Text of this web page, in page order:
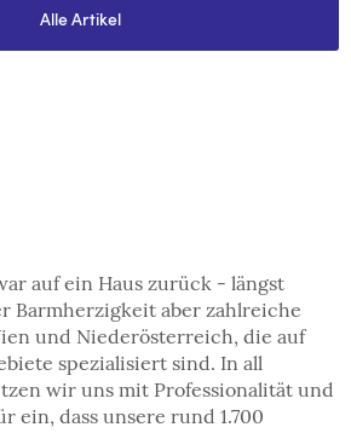
Alle Artikel
auf ein Haus zurück - längst
Barmherzigkeit aber zahlreiche
und Niederösterreich, die auf
spezialisiert sind. In all
wir uns mit Professionalität und
ein, dass unsere rund 1.700